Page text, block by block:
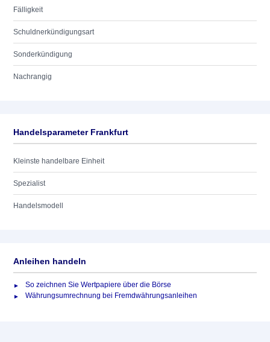
Fälligkeit
Schuldnerkündigungsart
Sonderkündigung
Nachrangig
Handelsparameter Frankfurt
Kleinste handelbare Einheit
Spezialist
Handelsmodell
Anleihen handeln
So zeichnen Sie Wertpapiere über die Börse
Währungsumrechnung bei Fremdwährungsanleihen